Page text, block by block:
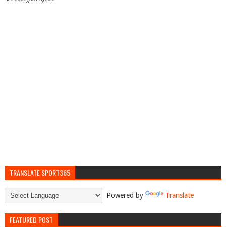
TRANSLATE SPORT365
Powered by Translate
FEATURED POST